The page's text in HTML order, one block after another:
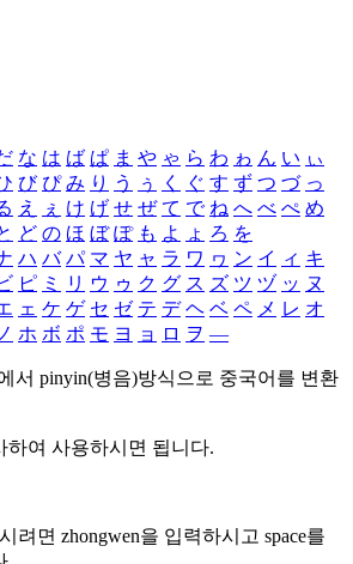
な は ば ぱ ま や ゃ ら わ ゎ ん い ぃ
び ぴ み り う ぅ く ぐ す ず つ づ っ
え ぇ け げ せ ぜ て で ね へ べ ぺ め
ど の ほ ぼ ぽ も よ ょ ろ を
ハ バ パ マ ヤ ャ ラ ワ ヮ ン イ ィ キ
ピ ミ リ ウ ゥ ク グ ス ズ ツ ヅ ッ ヌ
ェ ケ ゲ セ ゼ テ デ ヘ ベ ペ メ レ オ
ホ ボ ポ モ ヨ ョ ロ ヲ ―
서 pinyin(병음)방식으로 중국어를 변환
하여 사용하시면 됩니다.
려면 zhongwen을 입력하시고 space를